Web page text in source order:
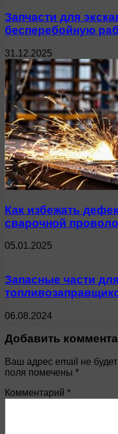
Запчасти для
бесперебойную
31.12.2025
Как избежать
сварочной
05.01.2025
Запасные части
06.08.2024
Добавить
Ваш адрес email не
поля помечены *
Комментарий *